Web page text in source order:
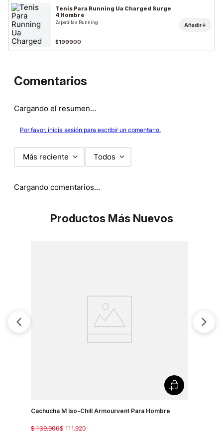
Tenis Para Running Ua Charged Surge
4 Hombre
Zapatillas Running
$199900
Añadir+
Comentarios
Cargando el resumen…
Por favor, inicia sesión para escribir un comentario.
Más reciente Todos
Cargando comentarios…
Productos Más Nuevos
Cachucha M Iso-Chill Armourvent Para Hombre
$ 111.920
$ 139.900